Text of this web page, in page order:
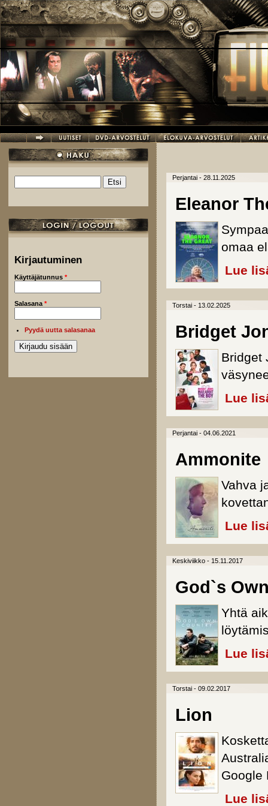
Hyppää pääsisältöön
Hakulomake
Kirjautuminen
Käyttäjätunnus *
Salasana *
Pyydä uutta salasanaa
Perjantai - 28.11.2025
Eleanor
omaa
Lue
Torstai - 13.02.2025
Bridget
Bridget
Lue
Perjantai - 04.06.2021
Ammonite
Vahva
Lue
Keskiviikko - 15.11.2017
God`s
Yhtä
Lue
Torstai - 09.02.2017
Lion
Google
Lue